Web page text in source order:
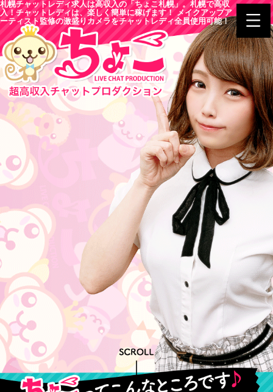
札幌チャットレディ求人は高収入の「ちょこ札幌」。札幌で高収
入！チャットレディは、楽しく簡単に稼げます！ メイクアップア
ーティスト監修の激盛りカメラをチャットレディ全員使用可能！